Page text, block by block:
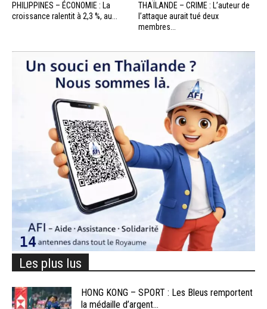
PHILIPPINES – ÉCONOMIE : La
croissance ralentit à 2,3 %, au...
THAÏLANDE – CRIME : L’auteur de
l’attaque aurait tué deux
membres...
Les plus lus
HONG KONG – SPORT : Les Bleus remportent
la médaille d’argent...